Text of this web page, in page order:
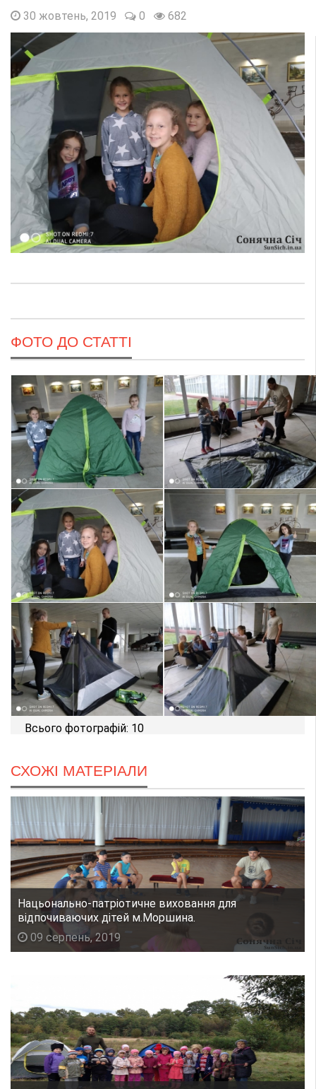
30 жовтень, 2019 0 682
ФОТО ДО СТАТТІ
Всього фотографій: 10
СХОЖІ МАТЕРІАЛИ
Нацьонально-патріотичне виховання для
відпочиваючих дітей м.Моршина.
09 серпень, 2019